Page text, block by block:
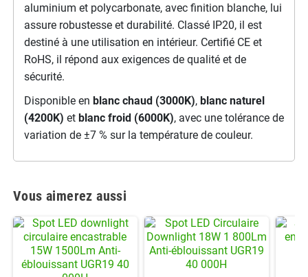
aluminium et polycarbonate, avec finition blanche, lui
assure robustesse et durabilité. Classé IP20, il est
destiné à une utilisation en intérieur. Certifié CE et
RoHS, il répond aux exigences de qualité et de
sécurité.
Disponible en blanc chaud (3000K), blanc naturel
(4200K) et blanc froid (6000K), avec une tolérance de
variation de ±7 % sur la température de couleur.
Vous aimerez aussi